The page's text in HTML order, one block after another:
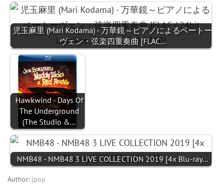
児玉麻里 (Mari Kodama) - 万華鏡～ピアノによるベートー
ヴェン・弦楽四重奏曲 [FLAC…
Hawkwind - Days Of
The Underground
(The Studio &…
NMB48 - NMB48 3 LIVE COLLECTION 2019 [4x Blu-ray…
Author: jpop